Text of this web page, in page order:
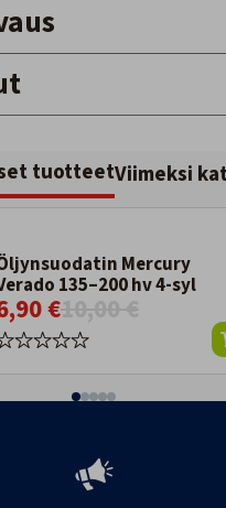
tuotteetViimeksi
Mercury
135–200 hv 4-syl
€10,00 €